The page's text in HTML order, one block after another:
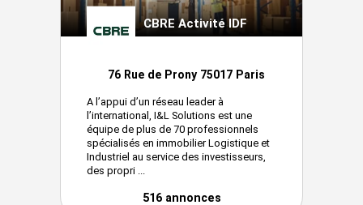
CBRE Activité IDF
76 Rue de Prony 75017 Paris
A l’appui d’un réseau leader à
l’international, I&L Solutions est une
équipe de plus de 70 professionnels
spécialisés en immobilier Logistique et
Industriel au service des investisseurs,
des propri ...
516 annonces